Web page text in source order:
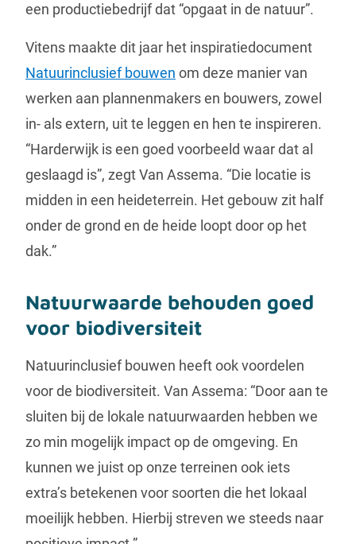
een productiebedrijf dat “opgaat in de natuur”.
Vitens maakte dit jaar het inspiratiedocument
Natuurinclusief bouwen om deze manier van
werken aan plannenmakers en bouwers, zowel
in- als extern, uit te leggen en hen te inspireren.
“Harderwijk is een goed voorbeeld waar dat al
geslaagd is”, zegt Van Assema. “Die locatie is
midden in een heideterrein. Het gebouw zit half
onder de grond en de heide loopt door op het
dak.”
Natuurwaarde behouden goed
voor biodiversiteit
Natuurinclusief bouwen heeft ook voordelen
voor de biodiversiteit. Van Assema: “Door aan te
sluiten bij de lokale natuurwaarden hebben we
zo min mogelijk impact op de omgeving. En
kunnen we juist op onze terreinen ook iets
extra’s betekenen voor soorten die het lokaal
moeilijk hebben. Hierbij streven we steeds naar